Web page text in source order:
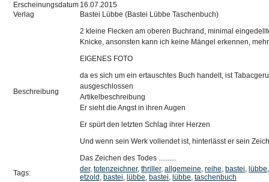
Erscheinungsdatum 16.07.2015
Verlag
Bastei Lübbe (Bastei Lübbe Taschenbuch)
Beschreibung
2 kleine Flecken am oberen Buchrand, minimal
Knicke, ansonsten kann ich keine Mängel erkennen,
EIGENES FOTO
da es sich um ein ertauschtes Buch handelt, ist
ausgeschlossen
Artikelbeschreibung
Er sieht die Angst in ihren Augen
Er spürt den letzten Schlag ihrer Herzen
Und wenn sein Werk vollendet ist, hinterlässt er sein
Das Zeichen des Todes ..........
Tags:
der, totenzeichner, thriller, allgemeine, reihe, bastei, lübbe
etzold , bastei, lübbe, bastei, lübbe, taschenbuch